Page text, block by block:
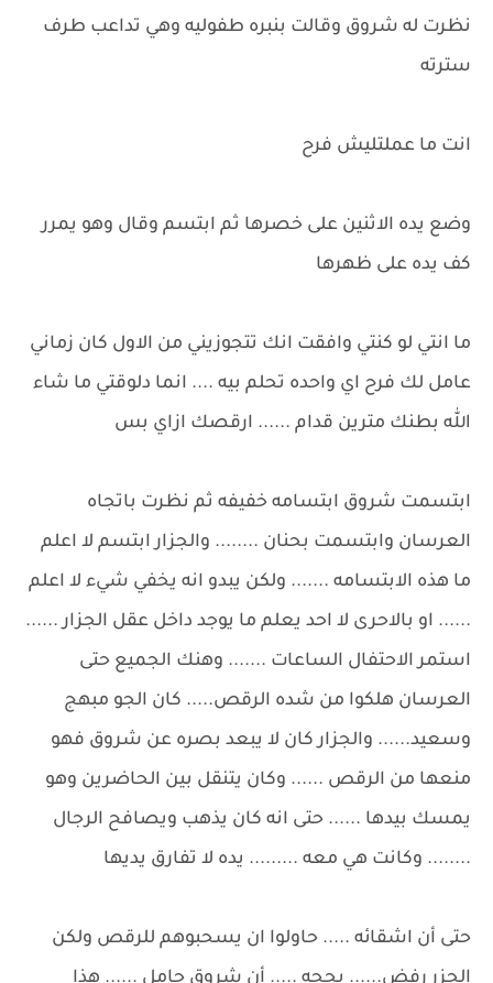
نظرت له شروق وقالت بنبره طفوليه وهي تداعب طرف
سترته
انت ما عملتليش فرح
وضع يده الاثنين على خصرها ثم ابتسم وقال وهو يمرر
كف يده على ظهرها
ما انتي لو كنتي وافقت انك تتجوزيني من الاول كان زماني
عامل لك فرح اي واحده تحلم بيه .... انما دلوقتي ما شاء
الله بطنك مترين قدام ...... ارقصك ازاي بس
ابتسمت شروق ابتسامه خفيفه ثم نظرت باتجاه
العرسان وابتسمت بحنان ........ والجزار ابتسم لا اعلم
ما هذه الابتسامه ....... ولكن يبدو انه يخفي شيء لا اعلم
...... او بالاحرى لا احد يعلم ما يوجد داخل عقل الجزار ......
استمر الاحتفال الساعات ....... وهنك الجميع حتى
العرسان هلكوا من شده الرقص..... كان الجو مبهج
وسعيد...... والجزار كان لا يبعد بصره عن شروق فهو
منعها من الرقص ...... وكان يتنقل بين الحاضرين وهو
يمسك بيدها ...... حتى انه كان يذهب ويصافح الرجال
........ وكانت هي معه ......... يده لا تفارق يديها
حتى أن اشقائه ..... حاولوا ان يسحبوهم للرقص ولكن
الجزر رفض...... يحجه ..... أن شروق حامل ...... هذا